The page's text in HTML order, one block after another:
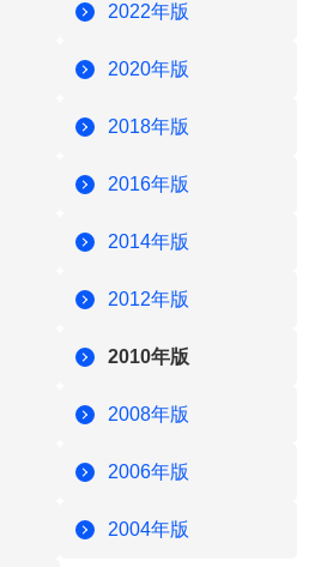
2022年版
2020年版
2018年版
2016年版
2014年版
2012年版
2010年版
2008年版
2006年版
2004年版